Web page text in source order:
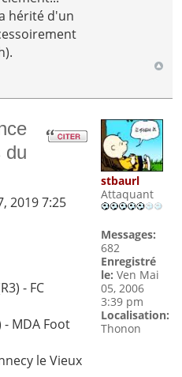
hérité d'un
du
2019 7:25
- FC
- MDA Foot
le Vieux
stbaurl
Attaquant
Messages:
682
Enregistré
le: Ven Mai
05, 2006
3:39 pm
Localisation:
Thonon